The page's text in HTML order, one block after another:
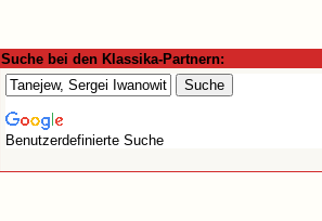
Suche bei den Klassika-Partnern:
Benutzerdefinierte Suche